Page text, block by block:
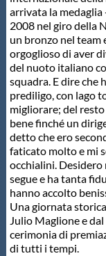
arrivata la medaglia
2008 nel giro della
un bronzo nel team
orgoglioso di aver
del nuoto italiano
squadra. E dire che
prediligo, con lago
migliorare; del
bene finché un
detto che ero
faticato molto e mi
occhialini.
segue e ha tanta
hanno accolto
Una giornata
Julio Maglione e
cerimonia di
di tutti i tempi.